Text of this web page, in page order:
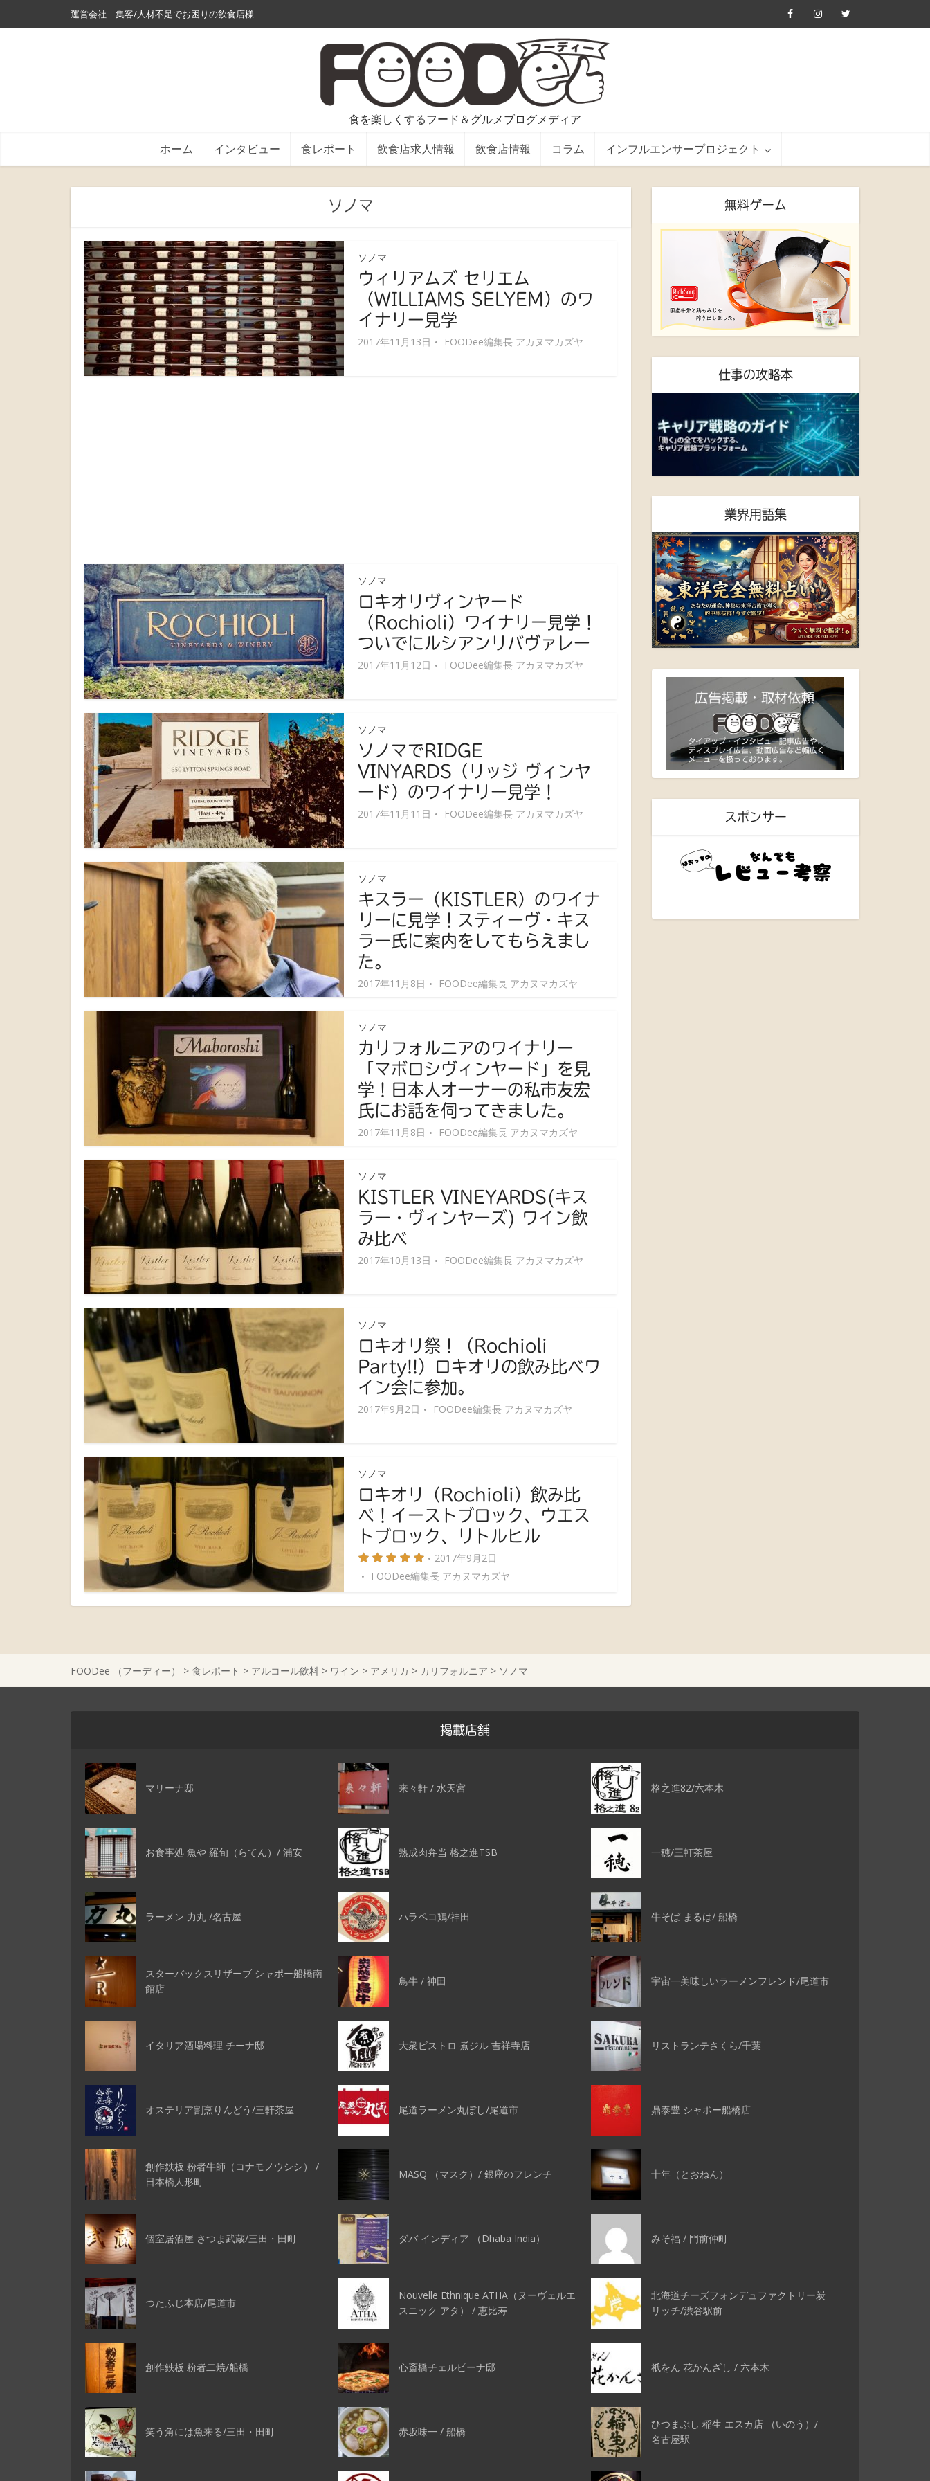
運営会社 集客/人材不足でお困りの飲食店様
食を楽しくするフード＆グルメブログメディア
ホーム インタビュー 食レポート 飲食店求人情報 飲食店情報 コラム インフルエンサープロジェクト
ソノマ
ソノマ
ウィリアムズ セリエム
（WILLIAMS SELYEM）のワ
イナリー見学
2017年11月13日 FOODee編集長 アカヌマカズヤ
ソノマ
ロキオリヴィンヤード
（Rochioli）ワイナリー見学！
ついでにルシアンリバヴァレー
2017年11月12日 FOODee編集長 アカヌマカズヤ
ソノマ
ソノマでRIDGE
VINYARDS（リッジ ヴィンヤ
ード）のワイナリー見学！
2017年11月11日 FOODee編集長 アカヌマカズヤ
ソノマ
キスラー（KISTLER）のワイナ
リーに見学！スティーヴ・キス
ラー氏に案内をしてもらえまし
た。
2017年11月8日 FOODee編集長 アカヌマカズヤ
ソノマ
カリフォルニアのワイナリー
「マボロシヴィンヤード」を見
学！日本人オーナーの私市友宏
氏にお話を伺ってきました。
2017年11月8日 FOODee編集長 アカヌマカズヤ
ソノマ
KISTLER VINEYARDS(キス
ラー・ヴィンヤーズ) ワイン飲
み比べ
2017年10月13日 FOODee編集長 アカヌマカズヤ
ソノマ
ロキオリ祭！（Rochioli
Party!!）ロキオリの飲み比べワ
イン会に参加。
2017年9月2日 FOODee編集長 アカヌマカズヤ
ソノマ
ロキオリ（Rochioli）飲み比
べ！イーストブロック、ウエス
トブロック、リトルヒル
2017年9月2日
FOODee編集長 アカヌマカズヤ
無料ゲーム
仕事の攻略本
業界用語集
スポンサー
FOODee （フーディー） > 食レポート > アルコール飲料 > ワイン > アメリカ > カリフォルニア > ソノマ
掲載店舗
マリーナ邸 来々軒 / 水天宮 格之進82/六本木
お食事処 魚や 羅旬（らてん）/ 浦安 熟成肉弁当 格之進TSB 一穂/三軒茶屋
ラーメン 力丸 /名古屋 ハラペコ鶏/神田 牛そば まるは/ 船橋
スターバックスリザーブ シャポー船橋南
館店
鳥牛 / 神田 宇宙一美味しいラーメンフレンド/尾道市
イタリア酒場料理 チーナ邸 大衆ビストロ 煮ジル 吉祥寺店 リストランテさくら/千葉
オステリア割烹りんどう/三軒茶屋 尾道ラーメン丸ぼし/尾道市 鼎泰豊 シャポー船橋店
創作鉄板 粉者牛師（コナモノウシシ） /
日本橋人形町
MASQ （マスク）/ 銀座のフレンチ 十年（とおねん）
個室居酒屋 さつま武蔵/三田・田町 ダバ インディア （Dhaba India） みそ福 / 門前仲町
つたふじ本店/尾道市
Nouvelle Ethnique ATHA（ヌーヴェルエ
スニック アタ） / 恵比寿
北海道チーズフォンデュファクトリー炭
リッチ/渋谷駅前
創作鉄板 粉者二焼/船橋 心斎橋チェルピーナ邸 祇をん 花かんざし / 六本木
笑う角には魚来る/三田・田町 赤坂味一 / 船橋
ひつまぶし 稲生 エスカ店 （いのう）/
名古屋駅